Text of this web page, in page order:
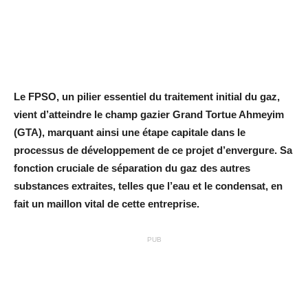
Le FPSO, un pilier essentiel du traitement initial du gaz,
vient d’atteindre le champ gazier Grand Tortue Ahmeyim
(GTA), marquant ainsi une étape capitale dans le
processus de développement de ce projet d’envergure. Sa
fonction cruciale de séparation du gaz des autres
substances extraites, telles que l’eau et le condensat, en
fait un maillon vital de cette entreprise.
PUB